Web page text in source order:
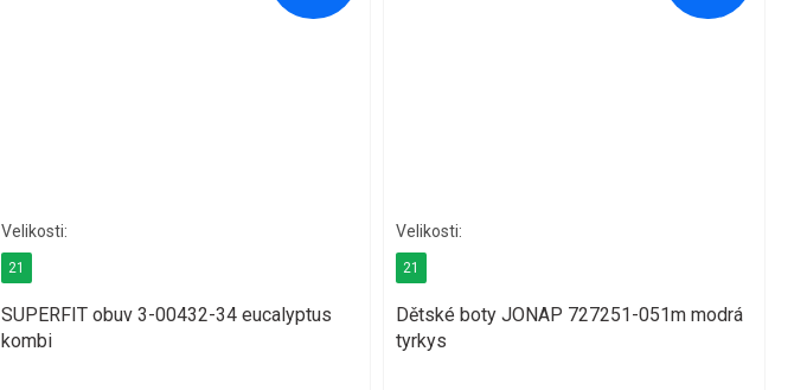
SUPERFIT obuv 3-00432-34 eucalyptus
kombi
21
Dětské boty JONAP 727251-051m modrá
tyrkys
21